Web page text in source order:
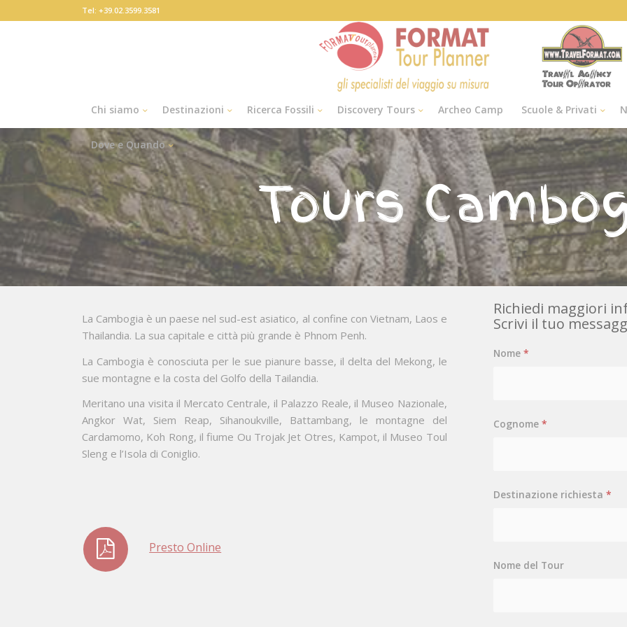
Tel: +39.02.3599.3581
Chi siamo Destinazioni Ricerca Fossili Discovery Tours Archeo Camp Scuole & Privati
Dove e Quando
Tours
La Cambogia è un paese nel sud-est asiatico, al confine con Vietnam, Laos e
Thailandia. La sua capitale e città più grande è Phnom Penh.
La Cambogia è conosciuta per le sue pianure basse, il delta del Mekong, le
sue montagne e la costa del Golfo della Tailandia.
Meritano una visita il Mercato Centrale, il Palazzo Reale, il Museo Nazionale,
Angkor Wat, Siem Reap, Sihanoukville, Battambang, le montagne del
Cardamomo, Koh Rong, il fiume Ou Trojak Jet Otres, Kampot, il Museo Toul
Sleng e l’Isola di Coniglio.
Presto Online
Richiedi maggiori
Scrivi il tuo
Nome*
Cognome*
Destinazione richiesta*
Nome del Tour